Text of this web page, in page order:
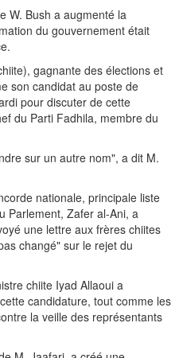
W. Bush a augmenté la
du gouvernement était
gagnante des élections et
son candidat au poste de
pour discuter de cette
du Parti Fadhila, membre du
sur un autre nom", a dit M.
nationale, principale liste
Parlement, Zafer al-Ani, a
une lettre aux frères chiites
changé" sur le rejet du
chiite Iyad Allaoui a
candidature, tout comme les
la veille des représentants